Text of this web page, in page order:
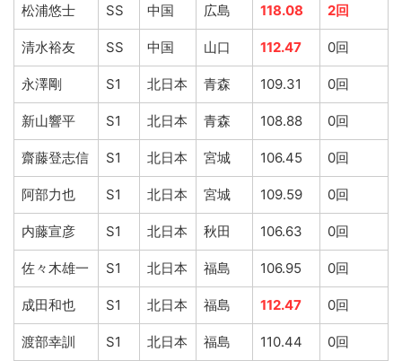
松浦悠士 SS 中国 広島 118.08 2回
清水裕友 SS 中国 山口 112.47 0回
永澤剛 S1 北日本 青森 109.31 0回
新山響平 S1 北日本 青森 108.88 0回
齋藤登志信 S1 北日本 宮城 106.45 0回
阿部力也 S1 北日本 宮城 109.59 0回
内藤宣彦 S1 北日本 秋田 106.63 0回
佐々木雄一 S1 北日本 福島 106.95 0回
成田和也 S1 北日本 福島 112.47 0回
渡部幸訓 S1 北日本 福島 110.44 0回